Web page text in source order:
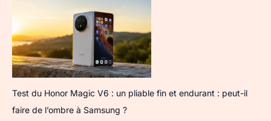
Test du Honor Magic V6 : un pliable fin et endurant : peut-il
faire de l’ombre à Samsung ?